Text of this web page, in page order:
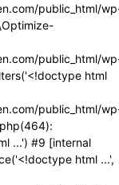
public_html/
public_html/
html
public_html/
...') #9 [internal
html ...',